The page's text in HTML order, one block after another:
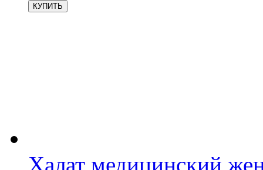
Халат медицинский